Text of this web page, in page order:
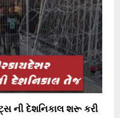
ની દેશનિકાલ શરૂ કરી